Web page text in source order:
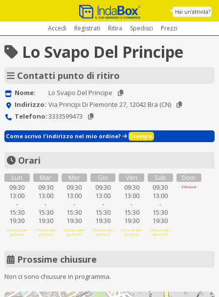
Hai un'attività?
Accedi Registrati Ritira Spedisci Prezzi
Lo Svapo Del Principe
Contatti punto di ritiro
Nome:
Lo Svapo Del Principe
Indirizzo: Via Principi Di Piemonte 27, 12042 Bra (CN)
Telefono:3333599473
Come scrivo l'indirizzo nel mio ordine? Esempio
Orari
Lun
09:30
13:00
-
15:30
19:30
Chiuso per
pranzo
Mar
09:30
13:00
-
15:30
19:30
Chiuso per
pranzo
Mer
09:30
13:00
-
15:30
19:30
Chiuso per
pranzo
Gio
09:30
13:00
-
15:30
19:30
Chiuso per
pranzo
Ven
09:30
13:00
-
15:30
19:30
Chiuso per
pranzo
Sab
09:30
13:00
-
15:30
19:30
Chiuso per
pranzo
Dom
Chiuso
Prossime chiusure
Non ci sono chiusure in programma.